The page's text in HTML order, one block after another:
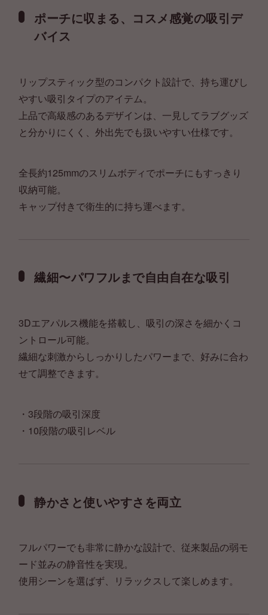
ポーチに収まる、コスメ感覚の吸引デ
バイス
リップスティック型のコンパクト設計で、持ち運びし
やすい吸引タイプのアイテム。
上品で高級感のあるデザインは、一見してラブグッズ
と分かりにくく、外出先でも扱いやすい仕様です。
全長約125mmのスリムボディでポーチにもすっきり
収納可能。
キャップ付きで衛生的に持ち運べます。
繊細〜パワフルまで自由自在な吸引
3Dエアパルス機能を搭載し、吸引の深さを細かくコ
ントロール可能。
繊細な刺激からしっかりしたパワーまで、好みに合わ
せて調整できます。
・3段階の吸引深度
・10段階の吸引レベル
静かさと使いやすさを両立
フルパワーでも非常に静かな設計で、従来製品の弱モ
ード並みの静音性を実現。
使用シーンを選ばず、リラックスして楽しめます。